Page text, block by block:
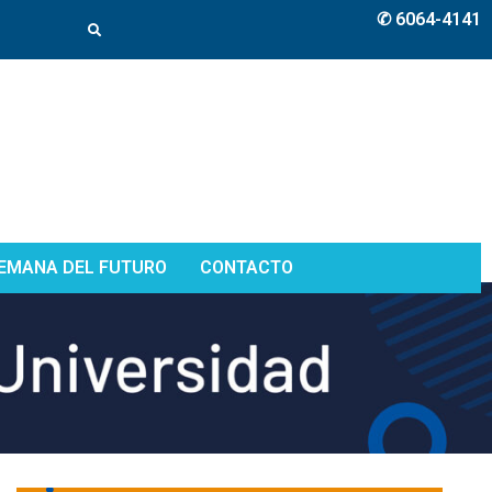
✆ 6064-4141
DEL FUTURO CONTACTO